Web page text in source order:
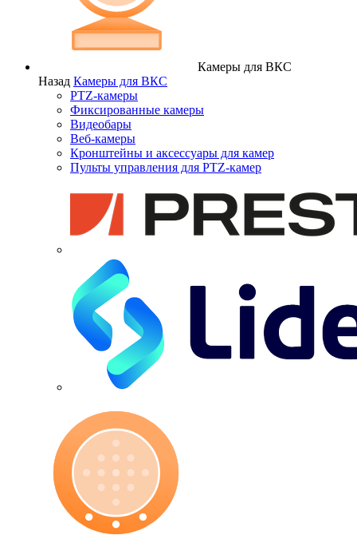
Камеры для ВКС
Назад Камеры для ВКС
PTZ-камеры
Фиксированные камеры
Видеобары
Веб-камеры
Кронштейны и аксессуары для камер
Пульты управления для PTZ-камер